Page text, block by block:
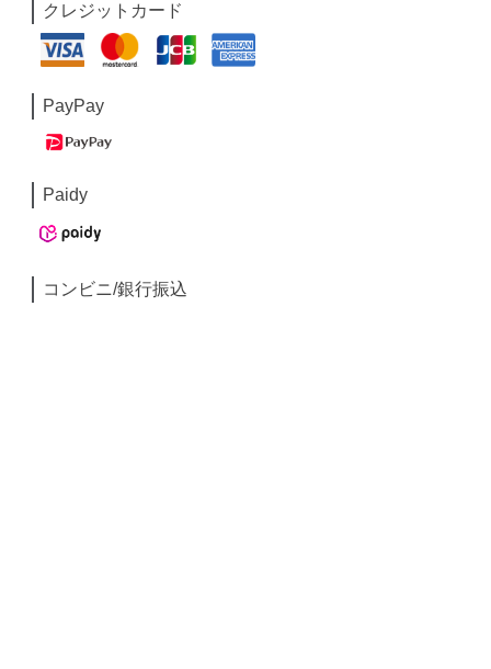
クレジットカード
PayPay
Paidy
コンビニ/銀行振込